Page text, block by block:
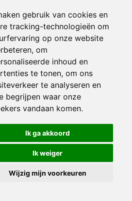
gebruik van cookies en
tracking-technologieën om
op onze website
om
inhoud en
te tonen, om ons
te analyseren en
begrijpen waar onze
vandaan komen.
Ik ga akkoord
Ik weiger
Wijzig mijn voorkeuren
VidaVilla.com
instellingen|Herroepingsrecht
|Imprint|Informatie Beoordelingen